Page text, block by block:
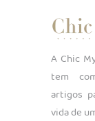
A Chic
tem
artigos
vida de